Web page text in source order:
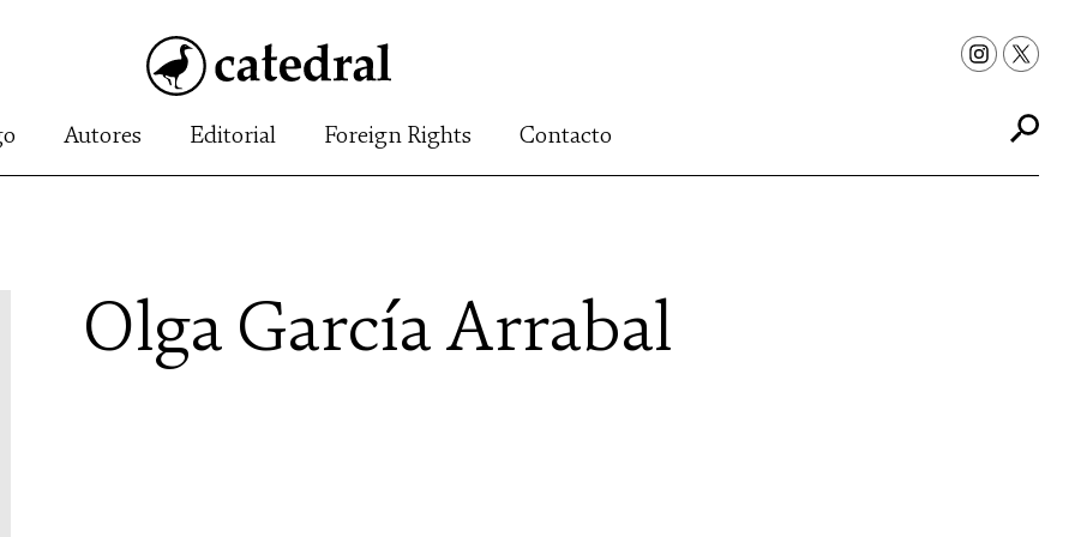
Autores Editorial Foreign Rights Contacto
Olga García Arrabal